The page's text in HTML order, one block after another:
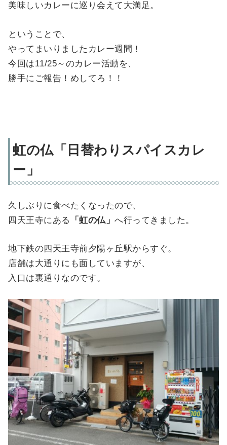
美味しいカレーに巡り会えて大満足。
ということで、
やってまいりましたカレー週間！
今回は11/25～のカレー活動を、
勝手にご報告！めしてろ！！
虹の仏「日替わりスパイスカレ
ー」
久しぶりに食べたくなったので、
四天王寺にある
「虹の仏」へ行ってきました。
地下鉄の四天王寺前夕陽ヶ丘駅からすぐ。
店舗は大通りにも面していますが、
入口は裏通りなのです。